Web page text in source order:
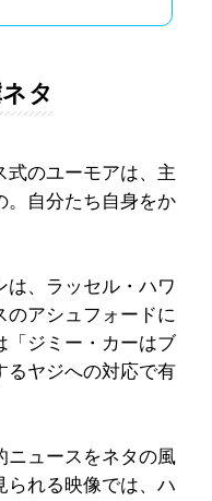
タ
のユーモアは、主
。自分たち自身をか
、ラッセル・ハワ
のアシュフォードに
「ジミー・カーはブ
るヤジへの対応で有
ュースをネタの風
られる映像では、ハ